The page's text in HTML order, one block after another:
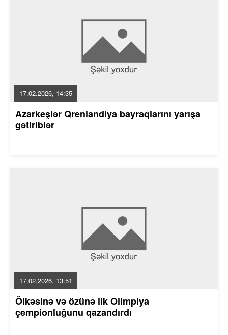
17.02.2026, 14:35
Azarkeşlər Qrenlandiya bayraqlarını yarışa
gətiriblər
17.02.2026, 13:51
Ölkəsinə və özünə ilk Olimpiya
çempionluğunu qazandırdı